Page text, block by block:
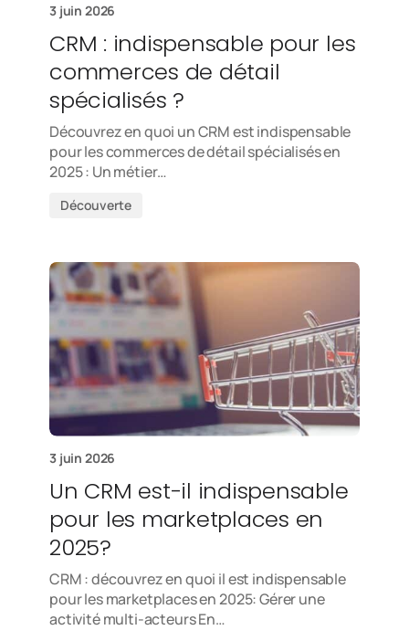
3 juin 2026
CRM : indispensable pour les
commerces de détail
spécialisés ?
Découvrez en quoi un CRM est indispensable
pour les commerces de détail spécialisés en
2025 : Un métier…
Découverte
3 juin 2026
Un CRM est-il indispensable
pour les marketplaces en
2025?
CRM : découvrez en quoi il est indispensable
pour les marketplaces en 2025: Gérer une
activité multi-acteurs En…